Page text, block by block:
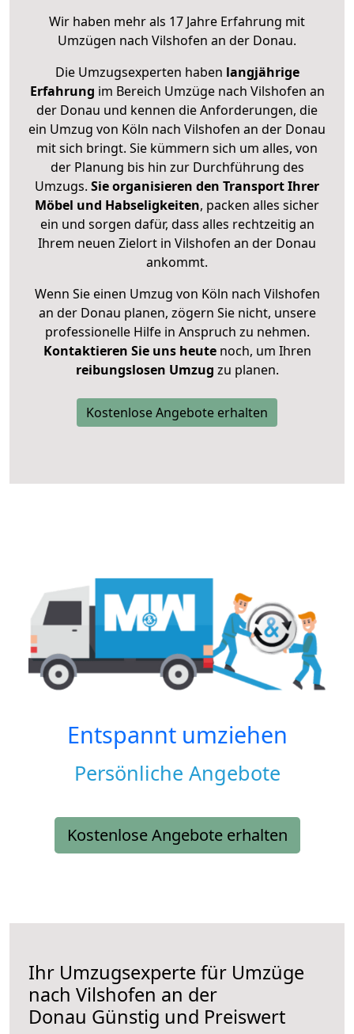
Wir haben mehr als 17 Jahre Erfahrung mit
Umzügen nach Vilshofen an der Donau.
Die Umzugsexperten haben langjährige
Erfahrung im Bereich Umzüge nach Vilshofen an
der Donau und kennen die Anforderungen, die
ein Umzug von Köln nach Vilshofen an der Donau
mit sich bringt. Sie kümmern sich um alles, von
der Planung bis hin zur Durchführung des
Umzugs. Sie organisieren den Transport Ihrer
Möbel und Habseligkeiten, packen alles sicher
ein und sorgen dafür, dass alles rechtzeitig an
Ihrem neuen Zielort in Vilshofen an der Donau
ankommt.
Wenn Sie einen Umzug von Köln nach Vilshofen
an der Donau planen, zögern Sie nicht, unsere
professionelle Hilfe in Anspruch zu nehmen.
Kontaktieren Sie uns heutenoch, um Ihren
reibungslosen Umzug zu planen.
Kostenlose Angebote erhalten
Entspannt umziehen
Persönliche Angebote
Kostenlose Angebote erhalten
Ihr Umzugsexperte für Umzüge
nach Vilshofen an der
Donau Günstig und Preiswert